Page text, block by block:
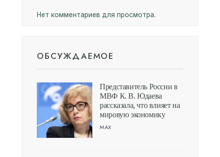
Нет комментариев для просмотра.
ОБСУЖДАЕМОЕ
Представитель России в
МВФ К. В. Юдаева
рассказала, что влияет на
мировую экономику
MAX